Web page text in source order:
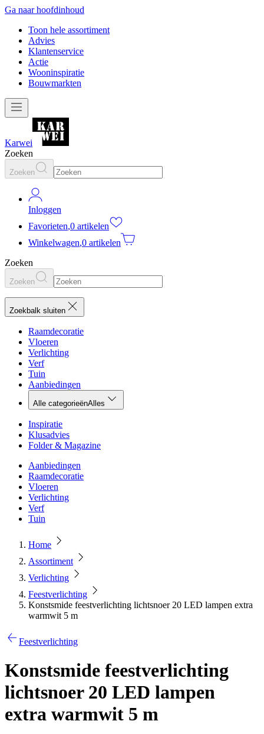
Ga naar hoofdinhoud
Toon hele assortiment
Advies
Klantenservice
Actie
Wooninspiratie
Bouwmarkten
Karwei
Zoeken
Zoeken
Inloggen
Favorieten,0 artikelen
Winkelwagen,0 artikelen
Zoeken
Zoeken
Zoekbalk sluiten
Raamdecoratie
Vloeren
Verlichting
Verf
Tuin
Aanbiedingen
Alle categorieënAlles
Inspiratie
Klusadvies
Folder & Magazine
Aanbiedingen
Raamdecoratie
Vloeren
Verlichting
Verf
Tuin
Home
Assortiment
Verlichting
Feestverlichting
Konstsmide feestverlichting lichtsnoer 20 LED lampen extra
warmwit 5 m
Feestverlichting
Konstsmide feestverlichting
lichtsnoer 20 LED lampen
extra warmwit 5 m